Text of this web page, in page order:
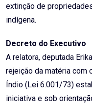
extinção de
indígena.
Decreto do Executivo
A relatora, deputada
rejeição da matéria com
Índio (Lei 6.001/73)
iniciativa e sob